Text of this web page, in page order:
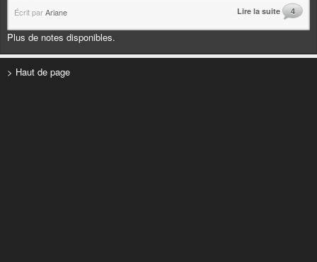
Écrit parAriane Lire la suite 4
Plus de notes disponibles.
> Haut de page